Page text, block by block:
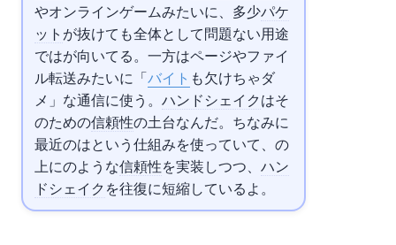
やオンラインゲームみたいに、多少パケ
ット が抜けても全体として問題ない用途
ではが向いてる。一方はWebページやファイ
ル転送みたいに「1 バイト も欠けちゃダ
メ」な通信に使う。 ハンドシェイク はそ
のための信頼性の土台なんだ。ちなみに
最近のはという仕組みを使っていて、 の
上にのような信頼性を実装しつつ、 ハン
ドシェイク を1往復に短縮しているよ。